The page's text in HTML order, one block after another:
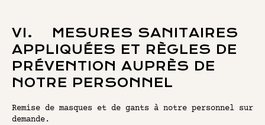
VI. MESURES SANITAIRES
APPLIQUÉES ET RÈGLES DE
PRÉVENTION AUPRÈS DE
NOTRE PERSONNEL
Remise de masques et de gants à notre personnel sur
demande.